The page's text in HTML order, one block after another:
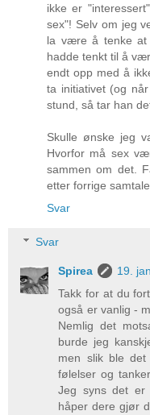
ikke er
sex"! Selv om jeg
la være å tenke
hadde tenkt til å
endt opp med å
ta initiativet (og
stund, så tar han
Skulle ønske jeg
Hvorfor må sex
sammen om det.
etter forrige
Svar
Svar
Spirea
19.
Takk for at du
også er vanlig -
Nemlig det
burde jeg
men slik ble
følelser og
Jeg syns det
håper dere gjør